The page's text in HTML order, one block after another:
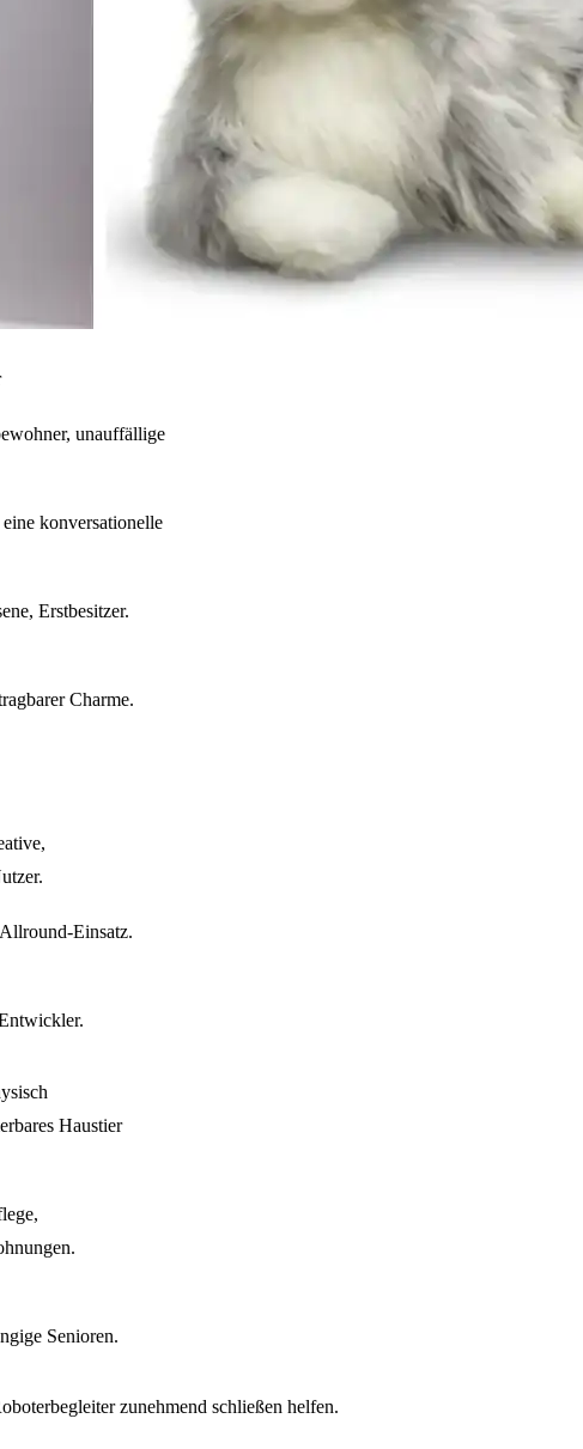
unauffällige
konversationelle
Erstbesitzer.
Charme.
Einsatz.
Haustier
Senioren.
zunehmend schließen helfen.